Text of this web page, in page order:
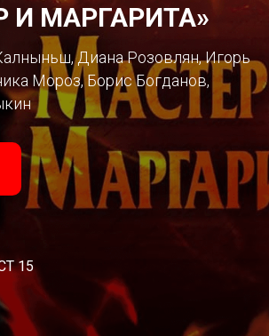
И МАРГАРИТА»
Диана Розовлян, Игорь
Мороз, Борис Богданов,
15